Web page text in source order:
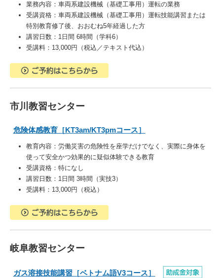
業務内容： 車両系建設機械（基礎工事用）運転の業務
受講資格： 車両系建設機械（基礎工事用）運転技能講習または
特別教育修了後、 おおむね5年経過 した方
講習日数：1日間 6時間（学科6）
受講料：13,000円（税込／テキスト代込）
市川教習センター
危険体感教育［KT3am/KT3pmコース］
教育内容： 労働災害の危険性を座学だけでなく、実際に身体を
使って安全かつ効果的に疑似体験できる教育
受講資格：特になし
講習日数：1日間 3時間（実技3）
受講料：13,000円（税込）
岐阜教習センター
ガス溶接技能講習［ベトナム語V3コース］